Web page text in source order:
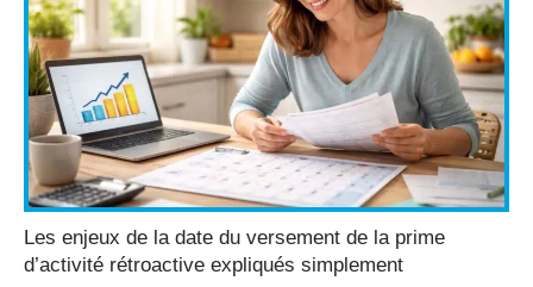
Les enjeux de la date du versement de la prime
d’activité rétroactive expliqués simplement